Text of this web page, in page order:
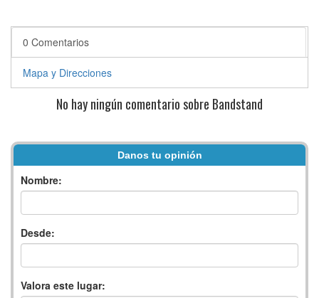
0 Comentarios
Mapa y Direcciones
No hay ningún comentario sobre Bandstand
Danos tu opinión
Nombre:
Desde:
Valora este lugar: